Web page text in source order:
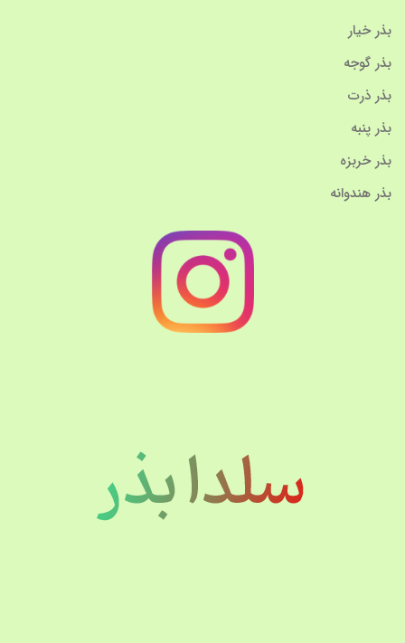
بذر خیار
بذر گوجه
بذر ذرت
بذر پنبه
بذر خربزه
بذر هندوانه